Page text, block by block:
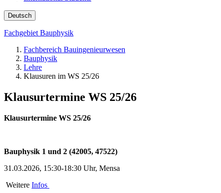
Deutsch
Fachgebiet Bauphysik
Fachbereich Bauingenieurwesen
Bauphysik
Lehre
Klausuren im WS 25/26
Klausurtermine WS 25/26
Klausurtermine WS 25/26
Bauphysik 1 und 2 (42005, 47522)
31.03.2026, 15:30-18:30 Uhr, Mensa
Weitere Infos